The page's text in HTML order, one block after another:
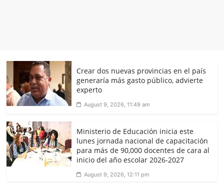
Crear dos nuevas provincias en el país
generaría más gasto público, advierte
experto
August 9, 2026, 11:49 am
Ministerio de Educación inicia este
lunes jornada nacional de capacitación
para más de 90,000 docentes de cara al
inicio del año escolar 2026-2027
August 9, 2026, 12:11 pm